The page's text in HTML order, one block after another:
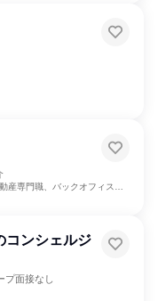
職、バックオフィス・事務・受付
コンシェルジ
プ面接なし